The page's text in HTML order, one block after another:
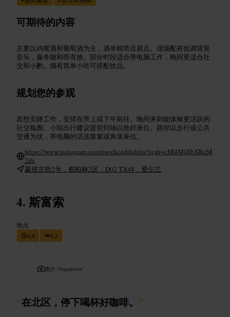
可期待的内容
主要以鸡尾酒和葡萄酒为主，酒单精简且易点。现场配有低调背景
音乐，服务随和而有效。部分时段适合带电脑工作，晚间更适合社
交和小酌。偶有简单小吃可搭配饮品。
规划您的参观
若想安静工作，安排在早上或下午前往。晚间来则能体验更活跃的
社交氛围。小组出行建议提前到场以抢好座位。路径以步行或公共
交通为优，带电脑的话选靠窗或角落座位。
https://www.instagram.com/twofaceddublin?igsh=cHI4MjJlbXRzM
2dz
蒙塔古街2号，都柏林2区，D02 TX48，爱尔兰
斯富索
地点
4.8
4.2
图片 /Tripadvisor
“在北区，停下喝杯好咖啡。 ”